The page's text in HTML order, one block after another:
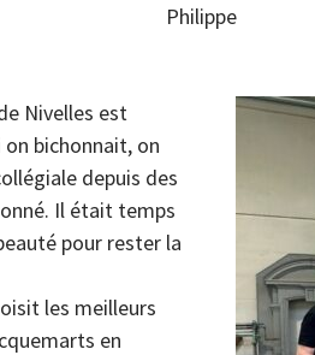
Philippe
Nivelles est
bichonnait, on
depuis des
Il était temps
pour rester la
les meilleurs
en